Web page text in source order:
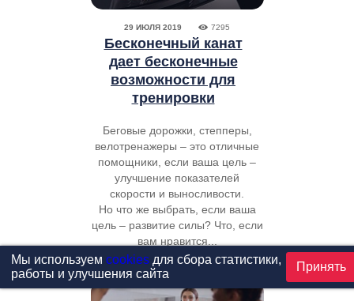
29 ИЮЛЯ 2019 7295
Бесконечный канат
дает бесконечные
возможности для
тренировки
Беговые дорожки, степперы,
велотренажеры – это отличные
помощники, если ваша цель –
улучшение показателей
скорости и выносливости.
Но что же выбрать, если ваша
цель – развитие силы? Что, если
вам нравится...
Мы используем cookiesдля сбора статистики,
работы и улучшения сайта
Принять